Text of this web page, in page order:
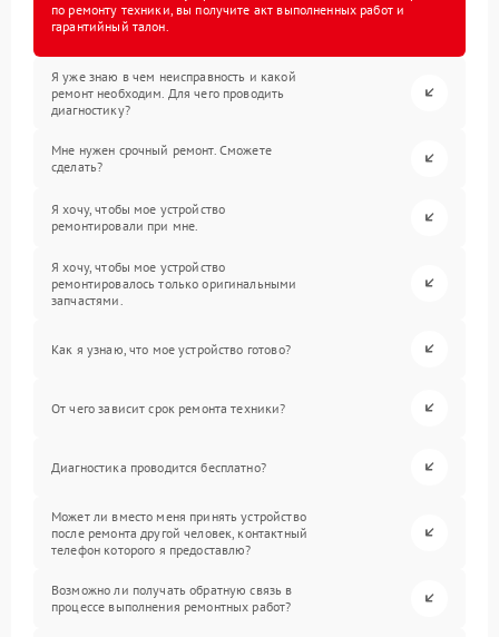
по ремонту техники, вы получите акт выполненных работ и
гарантийный талон.
Я уже знаю в чем неисправность и какой
ремонт необходим. Для чего проводить
диагностику?
Мне нужен срочный ремонт. Сможете
сделать?
Я хочу, чтобы мое устройство
ремонтировали при мне.
Я хочу, чтобы мое устройство
ремонтировалось только оригинальными
запчастями.
Как я узнаю, что мое устройство готово?
От чего зависит срок ремонта техники?
Диагностика проводится бесплатно?
Может ли вместо меня принять устройство
после ремонта другой человек, контактный
телефон которого я предоставлю?
Возможно ли получать обратную связь в
процессе выполнения ремонтных работ?